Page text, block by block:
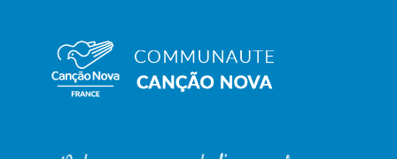
COMMUNAUTÉ CN
Notre mission est d'évangéliser !